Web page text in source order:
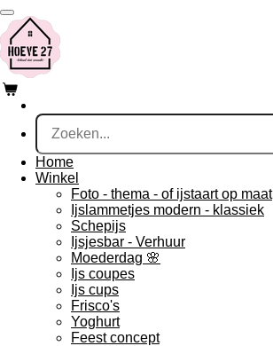
Ga
direct
naar
de
hoofdinhoud
Home
Winkel
Foto - thema - of ijstaart op maat
Ijslammetjes modern - klassiek
Schepijs
Ijsjesbar - Verhuur
Moederdag 🌸
Ijs coupes
Ijs cups
Frisco's
Yoghurt
Feest concept